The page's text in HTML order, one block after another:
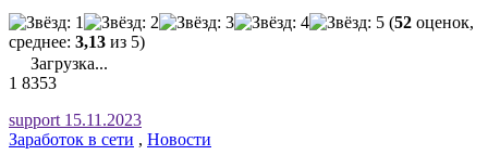
(52 оценок,
среднее: 3,13 из 5)
Загрузка...
1 8353
support 15.11.2023
Заработок в сети , Новости